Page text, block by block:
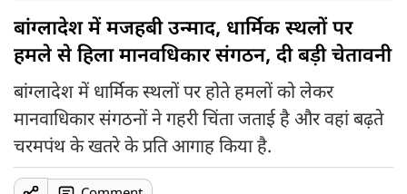
बांग्लादेश में मजहबी उन्माद, धार्मिक स्थलों पर
हमले से हिला मानवधिकार संगठन, दी बड़ी चेतावनी
बांग्लादेश में धार्मिक स्थलों पर होते हमलों को लेकर
मानवाधिकार संगठनों ने गहरी चिंता जताई है और वहां बढ़ते
चरमपंथ के खतरे के प्रति आगाह किया है.